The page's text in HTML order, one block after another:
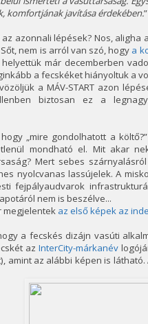
komfortjának javítása érdekében.”
azonnali lépések? Nos,
nem is arról van szó, hogy a
már decemberben
a fecskéket hiányoltuk a
a MÁV-START azon
biztosan ez a
„mire gondolhatott a
mondható el. Mit akar
Mert sebes
nyolcvanas lassújelek. A
fejpályaudvarok
nem is beszélve...
megjelentek az első képek az
a fecskés dizájn vasúti
az InterCity-márkanév
amint az alábbi képen is